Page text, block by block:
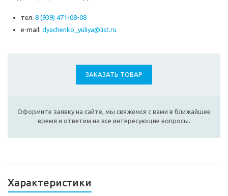
тел. 8 (939) 471-08-08
e-mail: dyachenko_yuliya@list.ru
ЗАКАЗАТЬ ТОВАР
Оформите заявку на сайте, мы свяжемся с вами в ближайшее
время и ответим на все интересующие вопросы.
Характеристики